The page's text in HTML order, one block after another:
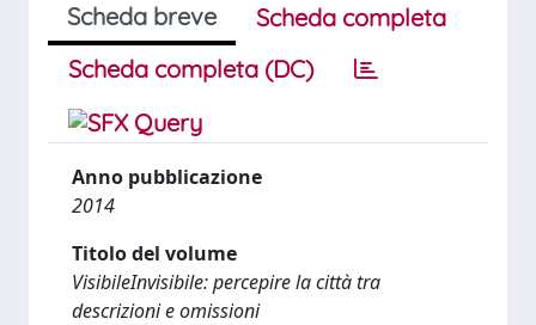
Scheda breve
Scheda completa
Scheda completa (DC)
Anno pubblicazione
2014
Titolo del volume
VisibileInvisibile: percepire la città tra
descrizioni e omissioni